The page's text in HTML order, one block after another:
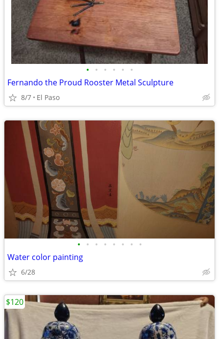
• • • • • •
Fernando the Proud Rooster Metal Sculpture
8/7 El Paso
• • • • • • • •
Water color painting
6/28
$120